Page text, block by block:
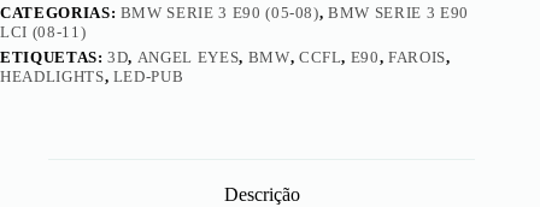
CATEGORIAS: BMW SERIE 3 E90 (05-08),BMW SERIE 3 E90
LCI (08-11)
ETIQUETAS:3D, ANGEL EYES, BMW, CCFL, E90,FAROIS,
HEADLIGHTS, LED-PUB
Descrição